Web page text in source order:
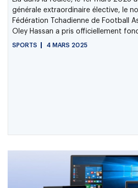
générale extraordinaire élective, le
Fédération Tchadienne de Football
Oley Hassan a pris officiellement
SPORTS 4 MARS 2025